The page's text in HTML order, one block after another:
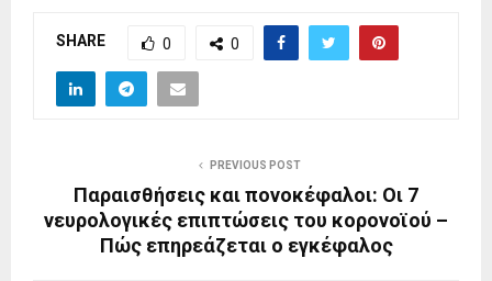
SHARE 0 0
PREVIOUS POST
Παραισθήσεις και πονοκέφαλοι: Οι 7
νευρολογικές επιπτώσεις του κορονοϊού –
Πώς επηρεάζεται ο εγκέφαλος